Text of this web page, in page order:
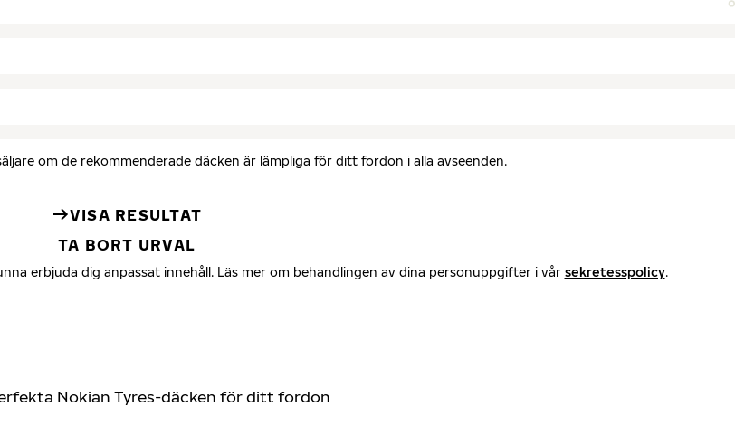
om de rekommenderade däcken är lämpliga för ditt fordon i alla avseenden.
VISA RESULTAT
TA BORT URVAL
erbjuda dig anpassat innehåll. Läs mer om behandlingen av dina personuppgifter i vår sekretesspolicy.
Nokian Tyres-däcken för ditt fordon